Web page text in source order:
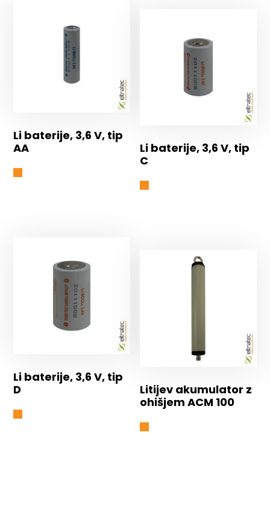
Li baterije, 3,6 V, tip
AA
Li baterije, 3,6 V, tip
C
Li baterije, 3,6 V, tip
D
Litijev akumulator z
ohišjem ACM 100